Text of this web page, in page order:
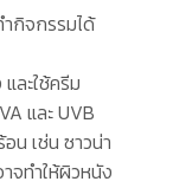
กิจกรรมได้
ละใช้ครีม
และ UVB
น เช่น ซาวน่า
จทำให้ผิวหนัง